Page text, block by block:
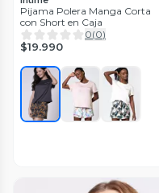
Pijama Polera Manga Corta
con Short en Caja
0(0)
$19.990